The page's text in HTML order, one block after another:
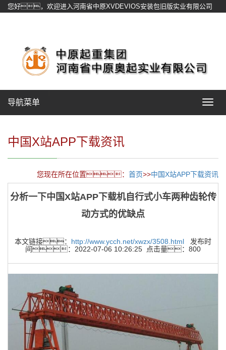
您好，欢迎进入河南省中原XVDEVIOS安装包旧版实业有限公司
Toggle
导航菜单
中国X站APP下载资讯
您现在所在位置： 首页>>中国X站APP下载资讯
分析一下中国X站APP下载机自行式小车两种齿轮传
动方式的优缺点
本文链接： http://www.ycch.net/xwzx/3508.html 发布时
间：2022-07-06 10:26:25 点击量：800